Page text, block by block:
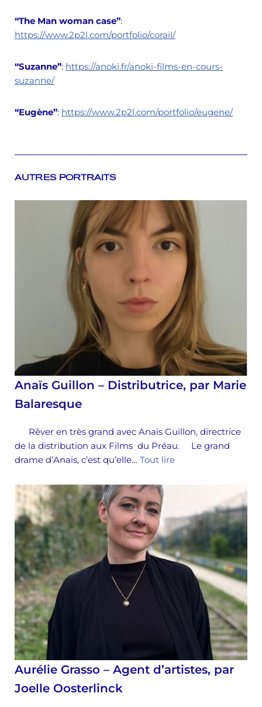
“The Man woman case”:
https://www.2p2l.com/portfolio/corail/
“Suzanne”: https://anoki.fr/anoki-films-en-cours-
suzanne/
“Eugène”: https://www.2p2l.com/portfolio/eugene/
AUTRES PORTRAITS
Anaïs Guillon – Distributrice, par Marie
Balaresque
Rêver en très grand avec Anaïs Guillon, directrice
de la distribution aux Films du Préau. Le grand
drame d’Anaïs, c’est qu’elle… Tout lire
Aurélie Grasso – Agent d’artistes, par
Joelle Oosterlinck